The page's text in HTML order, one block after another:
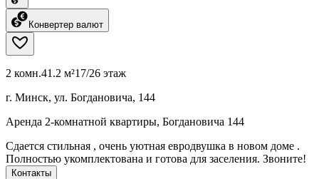
Конвертер валют
2 комн.41.2 м²17/26 этаж
г. Минск, ул. Богдановича, 144
Аренда 2-комнатной квартиры, Богдановича 144
Сдается стильная , очень уютная евродвушка в новом доме .
Полностью укомплектована и готова для заселения. Звоните!
Контакты